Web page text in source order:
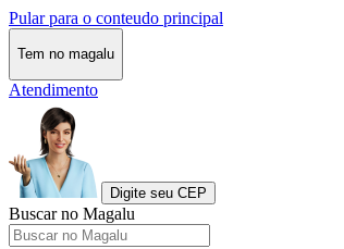
Pular para o conteudo principal
Tem no magalu
Atendimento
Digite seu CEP
Buscar no Magalu